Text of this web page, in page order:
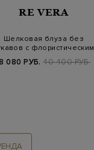
RE VERA
Шелковая блуза без
с флористическим
080 РУБ. 40 400 РУБ.